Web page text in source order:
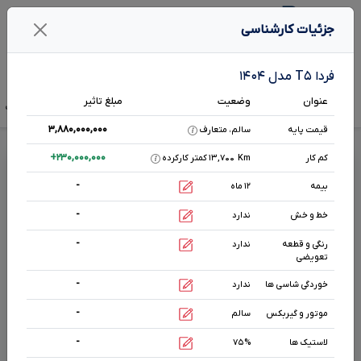
تخمین قیمت قیمت صفر تحلیل بازار هم رده‌ها‌ مشخصات
قیمت فردا
مشخصات بیشتر
۱۵۰۰cc
جزئیات کارشناسی
فردا T۵ مدل ۱۴۰۴
عنوان وضعیت مبلغ تاثیر
قیمت پایه سالم، متعارف ۳,۸۸۰,۰۰۰,۰۰۰
کم کار Km ۱۳,۷۰۰ کمتر کارکرده ۲۳۰,۰۰۰,۰۰۰+
بیمه ۱۲ ماه -
خط و خش ندارد -
رنگی و قطعه
تعویضی
ندارد -
خوردگی شاسی ها ندارد -
موتور و گیربکس سالم -
لاستیک ها ۷۵% -